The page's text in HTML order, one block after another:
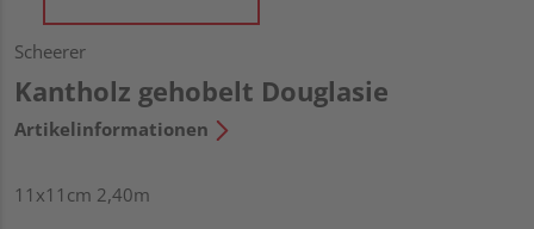
Scheerer
Kantholz gehobelt Douglasie
Artikelinformationen
11x11cm 2,40m